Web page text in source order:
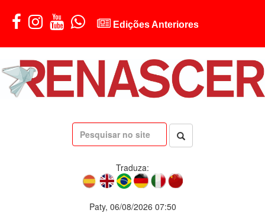
Edições Anteriores
Traduza:
Paty, 06/08/2026 07:50